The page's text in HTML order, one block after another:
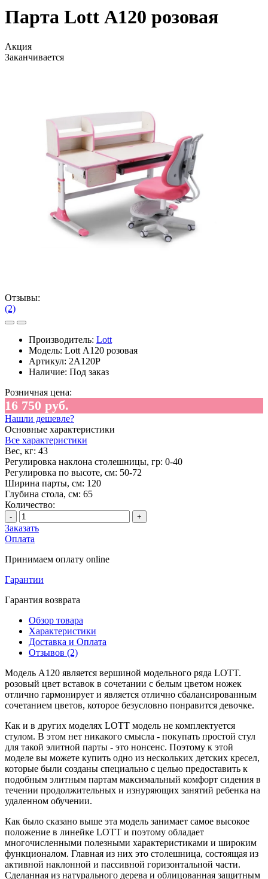
Парта Lott А120 розовая
Акция
Заканчивается
Отзывы:
(2)
Производитель: Lott
Модель: Lott А120 розовая
Артикул: 2A120P
Наличие: Под заказ
Розничная цена:
16 750 руб.
Нашли дешевле?
Основные характеристики
Все характеристики
Вес, кг: 43
Регулировка наклона столешницы, гр: 0-40
Регулировка по высоте, см: 50-72
Ширина парты, см: 120
Глубина стола, см: 65
Количество:
- +
Заказать
Оплата
Принимаем оплату online
Гарантии
Гарантия возврата
Обзор товара
Характеристики
Доставка и Оплата
Отзывов (2)
Модель А120 является вершиной модельного ряда LOTT.
розовый цвет вставок в сочетании с белым цветом ножек
отлично гармонирует и является отлично сбалансированным
сочетанием цветов, которое безусловно понравится девочке.
Как и в других моделях LOTT модель не комплектуется
стулом. В этом нет никакого смысла - покупать простой стул
для такой элитной парты - это нонсенс. Поэтому к этой
моделе вы можете купить одно из нескольких детских кресел,
которые были созданы специально с целью предоставить к
подобным элитным партам максимальный комфорт сидения в
течении продолжительных и изнуряющих занятий ребенка на
удаленном обучении.
Как было сказано выше эта модель занимает самое высокое
положение в линейке LOTT и поэтому обладает
многочисленными полезными характеристиками и широким
функционалом. Главная из них это столешница, состоящая из
активной наклонной и пассивной горизонтальной части.
Сделанная из натурального дерева и облицованная защитным